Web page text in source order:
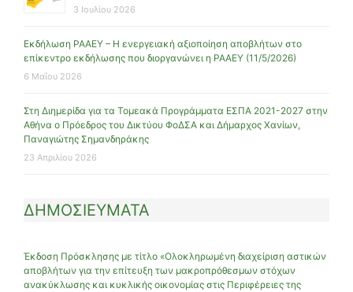
3 Ιουλίου 2026
Εκδήλωση ΡΑΑΕΥ – Η ενεργειακή αξιοποίηση αποβλήτων στο
επίκεντρο εκδήλωσης που διοργανώνει η ΡΑΑΕΥ (11/5/2026)
6 Μαΐου 2026
Στη Διημερίδα για τα Τομεακά Προγράμματα ΕΣΠΑ 2021-2027 στην
Αθήνα ο Πρόεδρος του Δικτύου ΦοΔΣΑ και Δήμαρχος Χανίων,
Παναγιώτης Σημανδηράκης
23 Απριλίου 2026
ΔΗΜΟΣΙΕΥΜΑΤΑ
Έκδοση Πρόσκλησης με τίτλο «Ολοκληρωμένη διαχείριση αστικών
αποβλήτων για την επίτευξη των μακροπρόθεσμων στόχων
ανακύκλωσης και κυκλικής οικονομίας στις Περιφέρειες της